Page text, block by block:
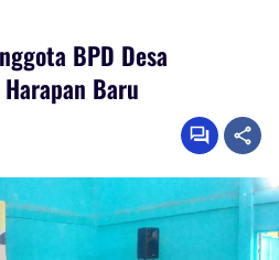
BPD Desa
Baru